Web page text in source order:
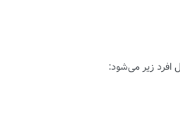
افرد زیر می‌شود: